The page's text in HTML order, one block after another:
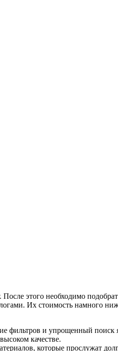
этого необходимо
Их стоимость намного
фильтров и упрощенный поиск
качестве.
которые прослужат